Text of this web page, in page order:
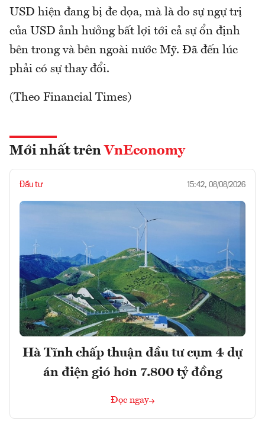
USD hiện đang bị đe dọa, mà là do sự ngự trị
của USD ảnh hưởng bất lợi tới cả sự ổn định
bên trong và bên ngoài nước Mỹ. Đã đến lúc
phải có sự thay đổi.
(Theo Financial Times)
Mới nhất trên VnEconomy
Đầu tư 15:42, 08/08/2026
Hà Tĩnh chấp thuận đầu tư cụm 4 dự
án điện gió hơn 7.800 tỷ đồng
Đọc ngay